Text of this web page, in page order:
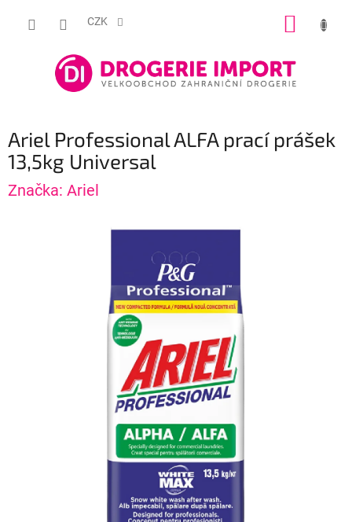
CZK
Ariel Professional ALFA prací prášek
13,5kg Universal
Značka: Ariel